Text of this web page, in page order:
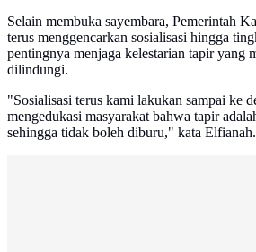
Selain membuka sayembara, Pemerintah
terus menggencarkan sosialisasi hingga
pentingnya menjaga kelestarian tapir yang
dilindungi.
"Sosialisasi terus kami lakukan sampai ke
mengedukasi masyarakat bahwa tapir
sehingga tidak boleh diburu," kata Elfianah.